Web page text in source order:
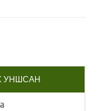
УНШСАН